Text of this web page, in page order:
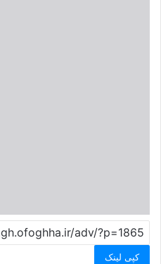
کپی لینک